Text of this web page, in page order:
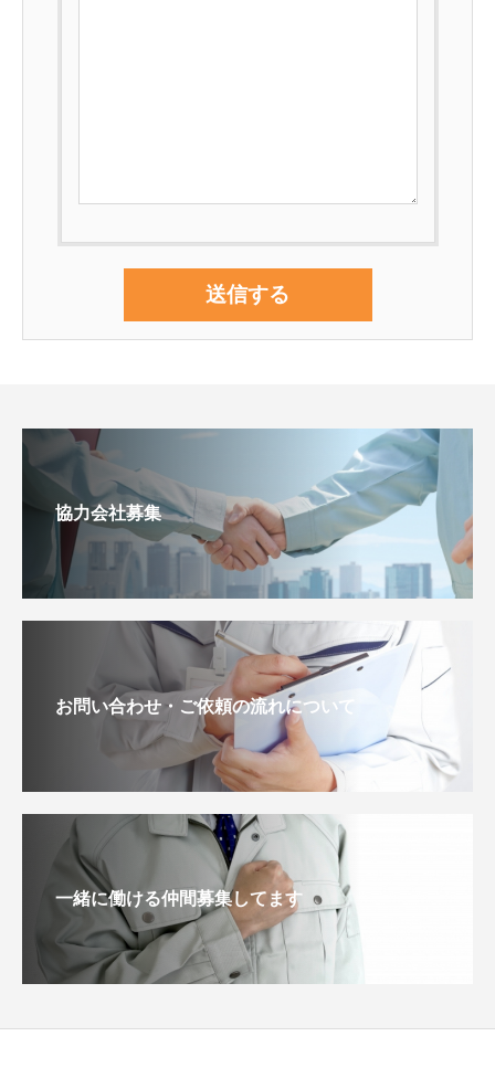
協力会社募集
お問い合わせ・ご依頼の流れについて
一緒に働ける仲間募集してます